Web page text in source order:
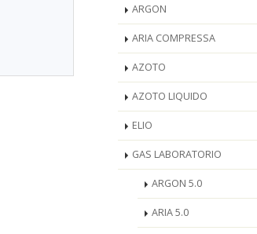
ARGON
ARIA COMPRESSA
AZOTO
AZOTO LIQUIDO
ELIO
GAS LABORATORIO
ARGON 5.0
ARIA 5.0